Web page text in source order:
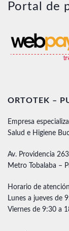
Portal de
ORTOTEK –
Empresa
Salud e Higiene
Av. Providencia
Metro Tobalaba –
Horario de atención
Lunes a jueves de
Viernes de 9:30 a